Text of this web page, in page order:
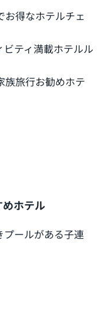
得なホテルチェ
ティ満載ホテルル
旅行お勧めホテ
ホテル
ールがある子連